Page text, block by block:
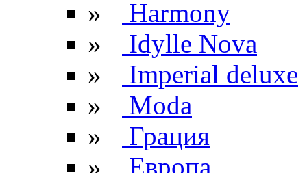
»
Harmony
»
Idylle Nova
»
Imperial deluxe
»
Moda
»
Грация
»
Европа